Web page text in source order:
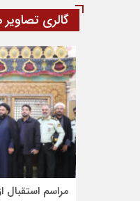
گالری تصاویر
مراسم استقبال